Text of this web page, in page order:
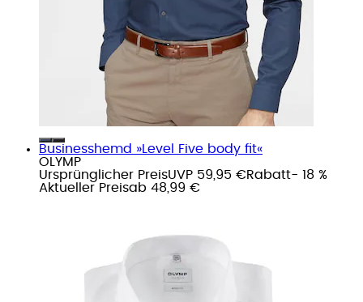
Businesshemd »Level Five body fit«
OLYMP
Ursprünglicher PreisUVP 59,95 €Rabatt- 18 %
Aktueller Preisab 48,99 €